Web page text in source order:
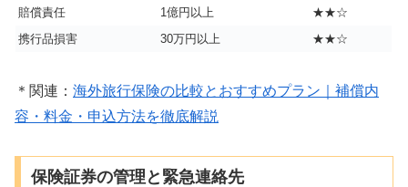
賠償責任
1億円以上
★★☆
携行品損害
30万円以上 ★★☆
＊関連： 海外旅行保険の比較とおすすめプラン｜補償内
容・料金・申込方法を徹底解説
保険証券の管理と緊急連絡先